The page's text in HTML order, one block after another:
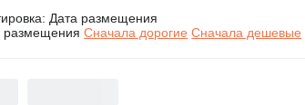
Краны Grove GMK
: Дата размещения
размещения Сначала дорогие Сначала дешевые